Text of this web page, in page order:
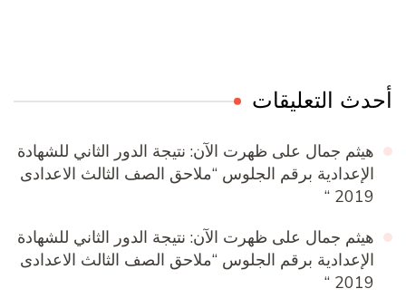
أحدث التعليقات
هيثم جمال على ظهرت الآن: نتيجة الدور الثاني للشهادة
الإعدادية برقم الجلوس “ملاحق الصف الثالث الاعدادى
2019 “
هيثم جمال على ظهرت الآن: نتيجة الدور الثاني للشهادة
الإعدادية برقم الجلوس “ملاحق الصف الثالث الاعدادى
2019 “